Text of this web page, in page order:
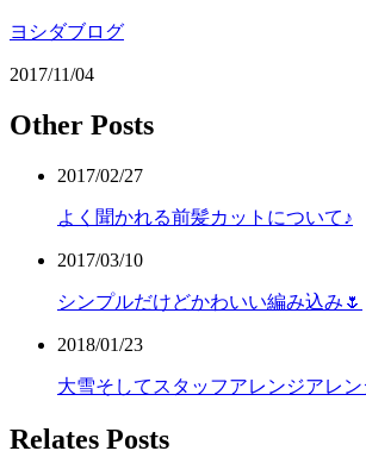
ヨシダブログ
2017/11/04
Other Posts
2017/02/27
よく聞かれる前髪カットについて♪
2017/03/10
シンプルだけどかわいい編み込み🌷
2018/01/23
大雪そしてスタッフアレンジアレン
Relates Posts